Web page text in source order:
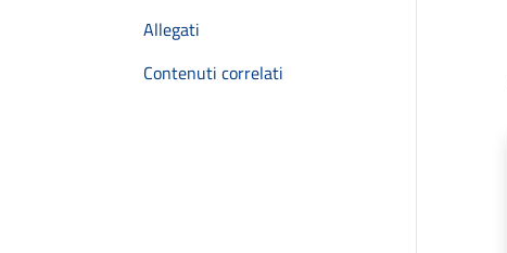
Allegati
Contenuti correlati